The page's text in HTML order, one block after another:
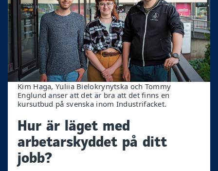
Kim Haga, Yuliia Bielokrynytska och Tommy
Englund anser att det är bra att det finns en
kursutbud på svenska inom Industrifacket.
Hur är läget med
arbetarskyddet på ditt
jobb?